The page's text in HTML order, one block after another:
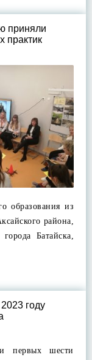
приняли
практик
образования из
района,
Батайска,
году
первых шести